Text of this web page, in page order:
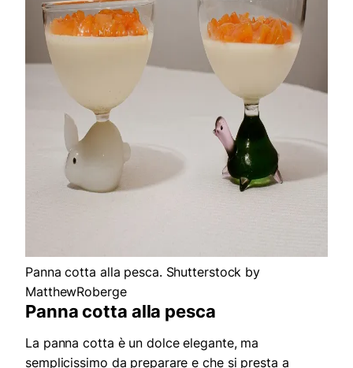
Panna cotta alla pesca. Shutterstock by
MatthewRoberge
Panna cotta alla pesca
La panna cotta è un dolce elegante, ma
semplicissimo da preparare e che si presta a